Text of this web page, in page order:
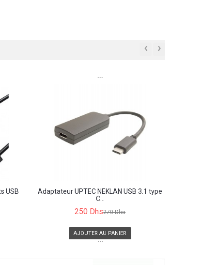
‹ ›
USB
```
Adaptateur UPTEC NEKLAN USB 3.1 type
C...
250 Dhs270 Dhs
AJOUTER AU PANIER
```